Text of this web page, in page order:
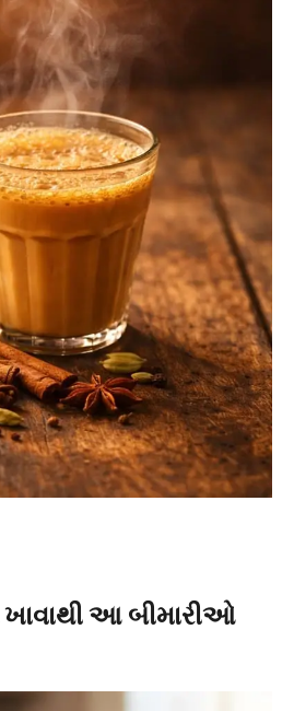
આ બીમારીઓ